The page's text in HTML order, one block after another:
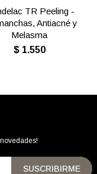
TR Peeling -
Antiacné y
Melasma
$ 1.550
SUSCRIBIRME